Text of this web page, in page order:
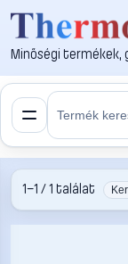
Minőségi termékek,
1–1 / 1 találat